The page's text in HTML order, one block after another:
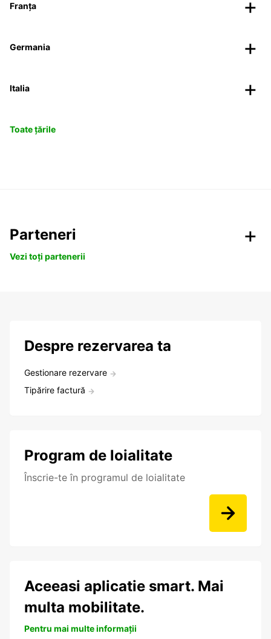
Franța
Germania
Italia
Toate țările
Parteneri
Vezi toți partenerii
Despre rezervarea ta
Gestionare rezervare
Tipărire factură
Program de loialitate
Înscrie-te în programul de loialitate
Aceeasi aplicatie smart. Mai
multa mobilitate.
Pentru mai multe informații